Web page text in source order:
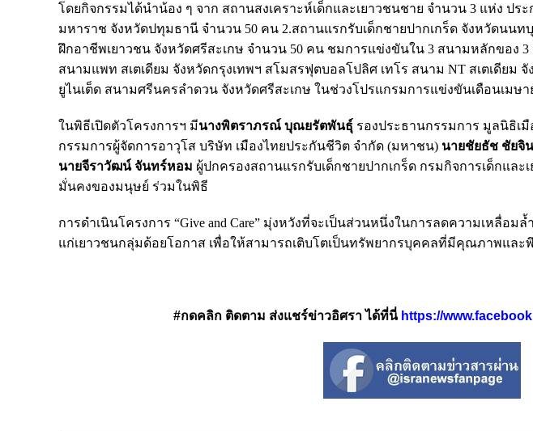
โดยกิจกรรมได้นำน้อง ๆ จาก สถานสงเคราะห์เด็กและเยาวชนชาย จำนวน 3 แห่ง ปร
มหาราช จังหวัดปทุมธานี จำนวน 50 คน 2.สถานแรกรับเด็กชายปากเกร็ด จังหวัดนนท
ฝึกอาชีพเยาวชน จังหวัดศรีสะเกษ จำนวน 50 คน ชมการแข่งขันใน 3 สนามหลักของ
สนามแพท สเตเดียม จังหวัดกรุงเทพฯ สโมสรฟุตบอลโปลิศ เทโร สนาม NT สเตเดียม
ยูไนเต็ด สนามศรีนครลำดวน จังหวัดศรีสะเกษ ในช่วงโปรแกรมการแข่งขันเดือนเมษา
ในพิธีเปิดตัวโครงการฯ มีนางพิตราภรณ์ บุณยรัตพันธุ์ รองประธานกรรมการ มูลนิธิเมื
กรรมการผู้จัดการอาวุโส บริษัท เมืองไทยประกันชีวิต จำกัด (มหาชน) นายชัยธัช ชัยจิ
นายจีราวัฒน์ จันทร์หอม ผู้ปกครองสถานแรกรับเด็กชายปากเกร็ด กรมกิจการเด็กแล
มั่นคงของมนุษย์ ร่วมในพิธี
การดำเนินโครงการ “Give and Care” มุ่งหวังที่จะเป็นส่วนหนึ่งในการลดความเหลื่อ
แก่เยาวชนกลุ่มด้อยโอกาส เพื่อให้สามารถเติบโตเป็นทรัพยากรบุคคลที่มีคุณภาพและ
#กดคลิก ติดตาม ส่งแชร์ข่าวอิศรา ได้ที่นี่ https://